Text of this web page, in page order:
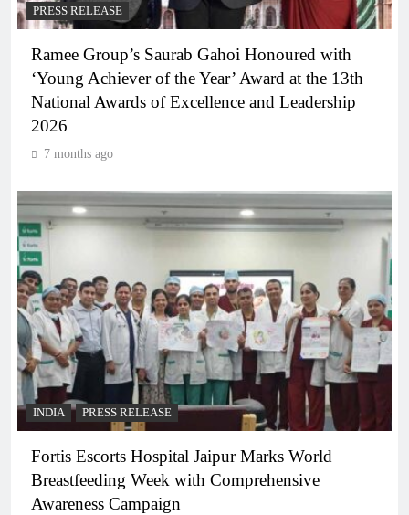
PRESS RELEASE
Ramee Group’s Saurab Gahoi Honoured with
‘Young Achiever of the Year’ Award at the 13th
National Awards of Excellence and Leadership
2026
7 months ago
INDIA PRESS RELEASE
Fortis Escorts Hospital Jaipur Marks World
Breastfeeding Week with Comprehensive
Awareness Campaign